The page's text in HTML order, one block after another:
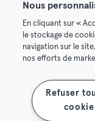
Conditions
Mentions légales
Se rétracter ici
Nous
En cliquant sur «
le stockage de
navigation sur le
nos efforts de
Refuser